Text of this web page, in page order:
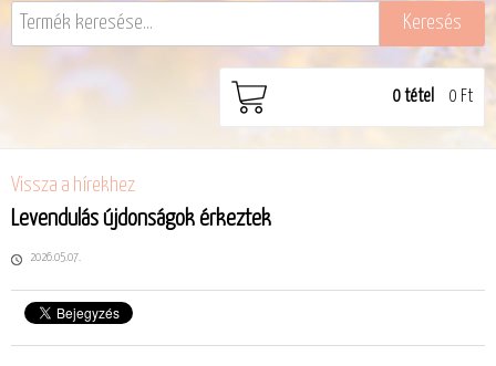
0tétel 0 Ft
Vissza a hírekhez
Levendulás újdonságok érkeztek
2026.05.07.